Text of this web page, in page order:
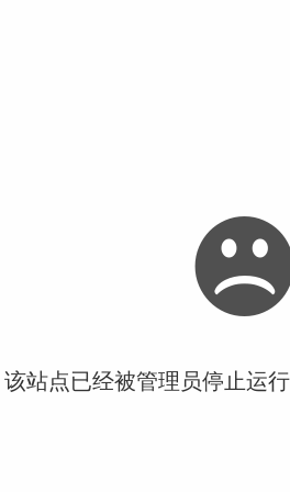
站点已经被管理员停止运